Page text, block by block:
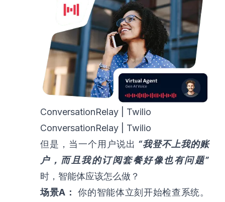
ConversationRelay | Twilio
ConversationRelay | Twilio
但是，当一个用户说出 “我登不上我的账
户，而且我的订阅套餐好像也有问题”
时，智能体应该怎么做？
场景A：
你的智能体立刻开始检查系统。